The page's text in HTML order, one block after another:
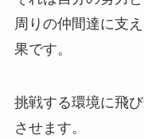
周りの仲間達に支
果です。
挑戦する環境に飛
させます。